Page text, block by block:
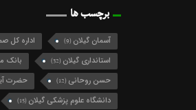
برچسب ها
آسمان گیلان (9) اداره کل
استانداری گیلان (32) بانک
حسن روحانی (12) حضرت
دانشگاه علوم پزشکی گیلان (15)